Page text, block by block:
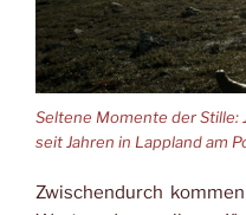
Seltene Momente der Stille:
seit Jahren in Lappland am
Zwischendurch